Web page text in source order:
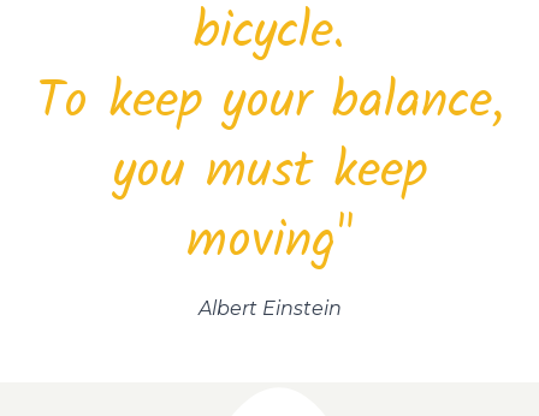
bicycle.
To keep your balance,
you must keep
moving"
Albert Einstein